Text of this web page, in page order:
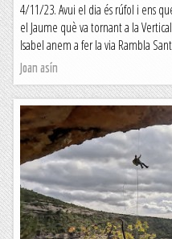
4/11/23. Avui el dia és rúfol i ens
el Jaume què va tornant a la
Isabel anem a fer la via Rambla
Joan asín